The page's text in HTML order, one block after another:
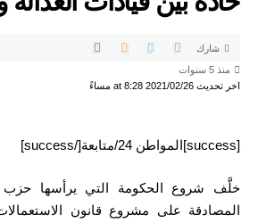
اخر تحديث 2021/02/26 at 8:28 مساءً
منذ 5 سنوات
شارك
[success]المواطن 24/متابعة[/success]
خلَّف شروع الحكومة التي يرأسها حزب
المصادقة على مشروع قانون